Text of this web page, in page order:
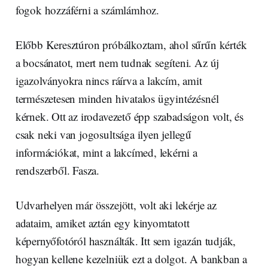
fogok hozzáférni a számlámhoz.
Előbb Keresztúron próbálkoztam, ahol sűrűn kérték
a bocsánatot, mert nem tudnak segíteni. Az új
igazolványokra nincs ráírva a lakcím, amit
természetesen minden hivatalos ügyintézésnél
kérnek. Ott az irodavezető épp szabadságon volt, és
csak neki van jogosultsága ilyen jellegű
információkat, mint a lakcímed, lekérni a
rendszerből. Fasza.
Udvarhelyen már összejött, volt aki lekérje az
adataim, amiket aztán egy kinyomtatott
képernyőfotóról használták. Itt sem igazán tudják,
hogyan kellene kezelniük ezt a dolgot. A bankban a